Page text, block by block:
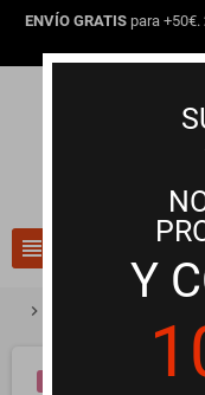
ENVÍO GRATIS para +50€.
view_headline
chevron_right
Y